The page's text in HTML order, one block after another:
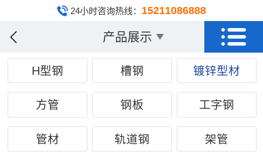
24小时咨询热线： 15211086888
产品展示
H型钢 槽钢 镀锌型材
方管 钢板 工字钢
管材 轨道钢 架管